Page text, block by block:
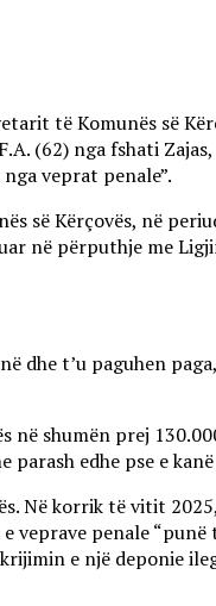
të Komunës së
nga fshati
veprat penale”.
së Kërçovës, në
në përputhje me
dhe t’u paguhen
në shumën prej
edhe pse e
Në korrik të vitit
penale
e një deponie